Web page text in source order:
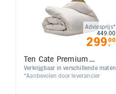
Adviesprijs*
449.00
299.00
Ten Cate Premium
Ganzendonzen 4-
seizoenen Dekbed
Verkrijgbaar in verschillende maten
*Aanbevolen door leverancier